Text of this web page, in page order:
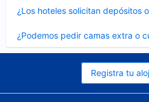
¿Los hoteles solicitan depósitos
cerrado
¿Podemos pedir camas extra o
cerrado
Registra tu